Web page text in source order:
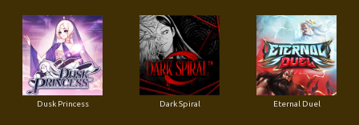
Dusk Princess Dark Spiral Eternal Duel